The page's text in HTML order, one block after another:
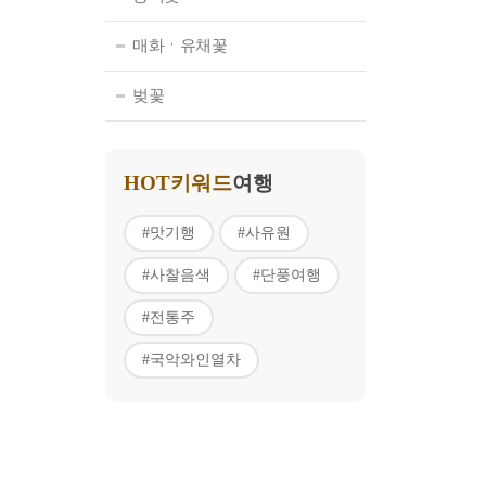
매화ㆍ유채꽃
벚꽃
HOT키워드여행
#맛기행 #사유원
#사찰음색 #단풍여행
#전통주
#국악와인열차